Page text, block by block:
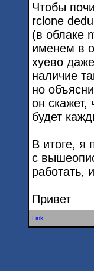
Чтобы
rclone
(в облаке
именем в
хуево
наличие
но
он скажет,
будет
В итоге, я
с
работать,
Привет
Link